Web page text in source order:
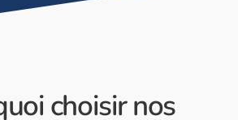
choisir nos